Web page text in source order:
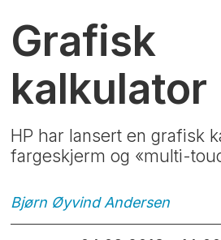
Grafisk
kalkulator
HP har lansert en grafisk
fargeskjerm og «multi-
Bjørn Øyvind Andersen